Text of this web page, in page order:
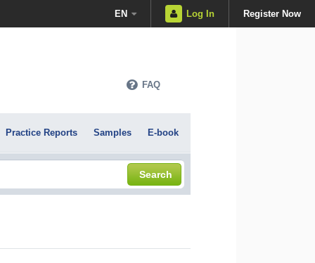
EN Log In Register Now
FAQ
Practice Reports Samples E-book
Search